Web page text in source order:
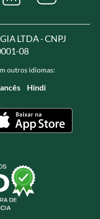
LTDA - CNPJ
08
outros idiomas:
Hindi